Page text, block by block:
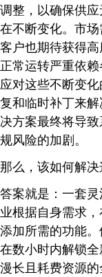
调整，以确保供
在不断变化。市
客户也期待获得
正常运转严重依
应对这些不断变
复和临时补丁来
决方案最终将导
规风险的加剧。
那么，该如何解决
答案就是：一套
业根据自身需求
添加所需的功能
在数小时内解锁
漫长且耗费资源